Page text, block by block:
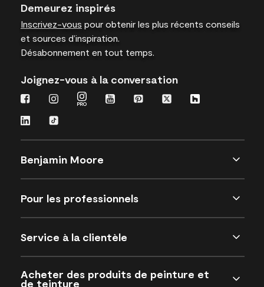
Demeurez inspirés
Inscrivez-vous pour obtenir les plus récents conseils
et sources d’inspiration.
Désabonnement en tout temps.
Joignez-vous à la conversation
Benjamin Moore
Pour les professionnels
Service à la clientèle
Acheter des produits de peinture et
de teinture